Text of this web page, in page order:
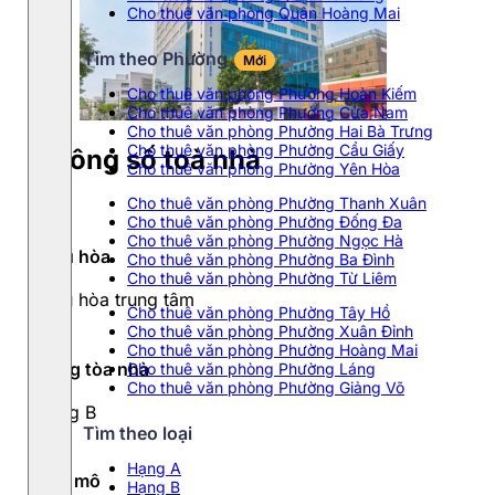
Cho thuê văn phòng Quận Hoàng Mai
Tìm theo Phường Mới
Cho thuê văn phòng Phường Hoàn Kiếm
Cho thuê văn phòng Phường Cửa Nam
Cho thuê văn phòng Phường Hai Bà Trưng
Cho thuê văn phòng Phường Cầu Giấy
Cho thuê văn phòng Phường Yên Hòa
Cho thuê văn phòng Phường Thanh Xuân
Cho thuê văn phòng Phường Đống Đa
Cho thuê văn phòng Phường Ngọc Hà
Cho thuê văn phòng Phường Ba Đình
Cho thuê văn phòng Phường Từ Liêm
Cho thuê văn phòng Phường Tây Hồ
Cho thuê văn phòng Phường Xuân Đỉnh
Cho thuê văn phòng Phường Hoàng Mai
Cho thuê văn phòng Phường Láng
Cho thuê văn phòng Phường Giảng Võ
Tìm theo loại
Hạng A
Hạng B
Thông số toà nhà
Điều hòa
Điều hòa trung tâm
Hạng tòa nhà
Hạng B
Quy mô